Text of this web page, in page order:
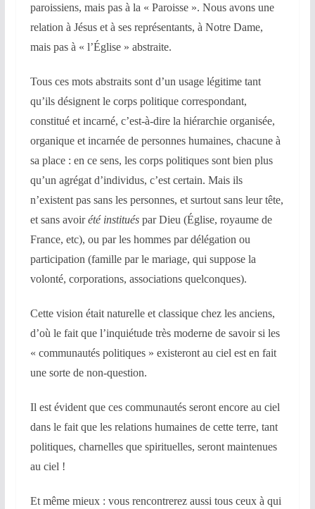
paroissiens, mais pas à la « Paroisse ». Nous avons une
relation à Jésus et à ses représentants, à Notre Dame,
mais pas à « l’Église » abstraite.
Tous ces mots abstraits sont d’un usage légitime tant
qu’ils désignent le corps politique correspondant,
constitué et incarné, c’est-à-dire la hiérarchie organisée,
organique et incarnée de personnes humaines, chacune à
sa place : en ce sens, les corps politiques sont bien plus
qu’un agrégat d’individus, c’est certain. Mais ils
n’existent pas sans les personnes, et surtout sans leur tête,
et sans avoirété instituéspar Dieu (Église, royaume de
France, etc), ou par les hommes par délégation ou
participation (famille par le mariage, qui suppose la
volonté, corporations, associations quelconques).
Cette vision était naturelle et classique chez les anciens,
d’où le fait que l’inquiétude très moderne de savoir si les
« communautés politiques » existeront au ciel est en fait
une sorte de non-question.
Il est évident que ces communautés seront encore au ciel
dans le fait que les relations humaines de cette terre, tant
politiques, charnelles que spirituelles, seront maintenues
au ciel !
Et même mieux : vous rencontrerez aussi tous ceux à qui